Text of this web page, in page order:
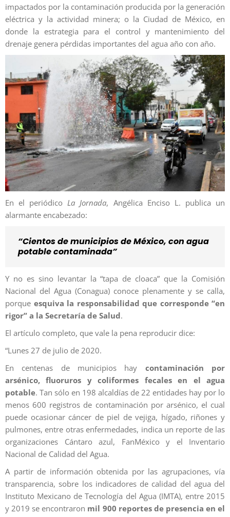
impactados por la contaminación producida por la generación
eléctrica y la actividad minera; o la Ciudad de México, en
donde la estrategia para el control y mantenimiento del
drenaje genera pérdidas importantes del agua año con año.
En el periódico La Jornada, Angélica Enciso L. publica un
alarmante encabezado:
“Cientos de municipios de México, con agua
potable contaminada”
Y no es sino levantar la “tapa de cloaca” que la Comisión
Nacional del Agua (Conagua) conoce plenamente y se calla,
porque esquiva la responsabilidad que corresponde “en
rigor” a la Secretaría de Salud.
El artículo completo, que vale la pena reproducir dice:
“Lunes 27 de julio de 2020.
En centenas de municipios hay contaminación por
arsénico, fluoruros y coliformes fecales en el agua
potable. Tan sólo en 198 alcaldías de 22 entidades hay por lo
menos 600 registros de contaminación por arsénico, el cual
puede ocasionar cáncer de piel de vejiga, hígado, riñones y
pulmones, entre otras enfermedades, indica un reporte de las
organizaciones Cántaro azul, FanMéxico y el Inventario
Nacional de Calidad del Agua.
A partir de información obtenida por las agrupaciones, vía
transparencia, sobre los indicadores de calidad del agua del
Instituto Mexicano de Tecnología del Agua (IMTA), entre 2015
y 2019 se encontraron mil 900 reportes de presencia en el